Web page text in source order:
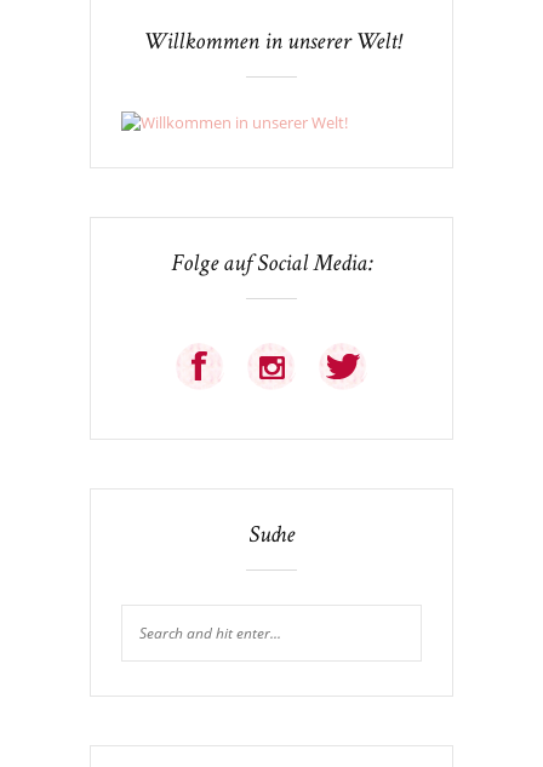
Willkommen in unserer Welt!
Folge auf Social Media:
Suche